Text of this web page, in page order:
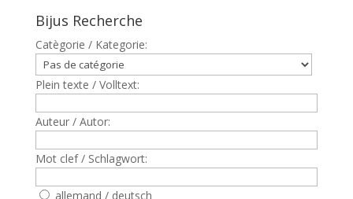
Bijus Recherche
Catègorie / Kategorie:
Plein texte / Volltext:
Auteur / Autor:
Mot clef / Schlagwort:
allemand / deutsch